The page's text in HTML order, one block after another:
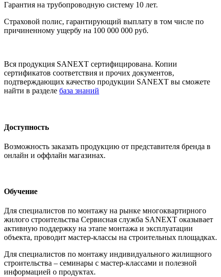
Гарантия на трубопроводную систему 10 лет.
Страховой полис, гарантирующий выплату в том числе по
причиненному ущербу на 100 000 000 руб.
Вся продукция SANEXT сертифицирована. Копии
сертификатов соответствия и прочих документов,
подтверждающих качество продукции SANEXT вы сможете
найти в разделе база знаний
Доступность
Возможность заказать продукцию от представителя бренда в
онлайн и оффлайн магазинах.
Обучение
Для специалистов по монтажу на рынке многоквартирного
жилого строительства Сервисная служба SANEXT оказывает
активную поддержку на этапе монтажа и эксплуатации
объекта, проводит мастер-классы на строительных площадках.
Для специалистов по монтажу индивидуального жилищного
строительства – семинары с мастер-классами и полезной
информацией о продуктах.